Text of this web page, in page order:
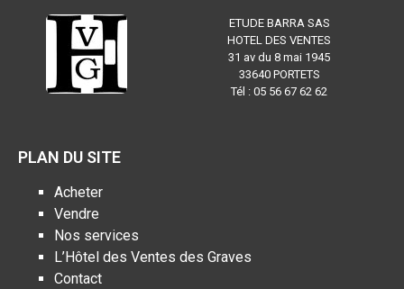
ETUDE BARRA SAS
HOTEL DES VENTES
31 av du 8 mai 1945
33640 PORTETS
Tél : 05 56 67 62 62
PLAN DU SITE
Acheter
Vendre
Nos services
L’Hôtel des Ventes des Graves
Contact